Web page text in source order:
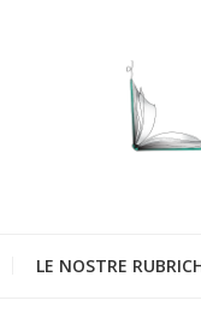
LE NOSTRE